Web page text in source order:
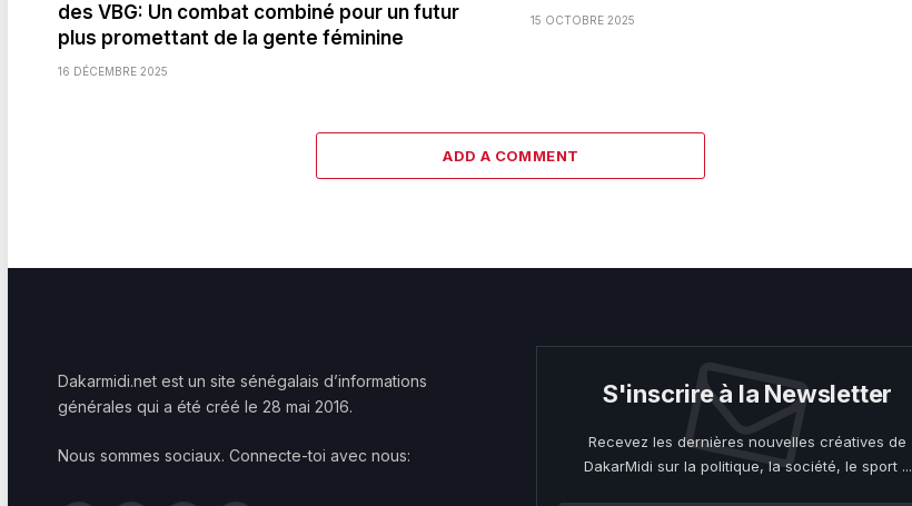
des VBG: Un combat combiné pour un futur
plus promettant de la gente féminine
16 DÉCEMBRE 2025
15 OCTOBRE 2025
ADD A COMMENT
Dakarmidi.net est un site sénégalais d’informations
générales qui a été créé le 28 mai 2016.
Nous sommes sociaux. Connecte-toi avec nous:
S'inscrire à la Newsletter
Recevez les dernières nouvelles créatives de
DakarMidi sur la politique, la société, le sport ...